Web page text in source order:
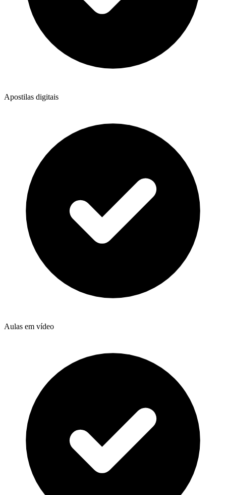
Apostilas digitais
Aulas em vídeo